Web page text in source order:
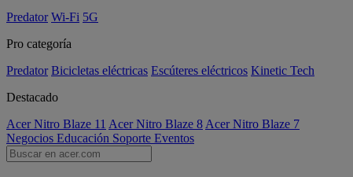
Predator Wi-Fi 5G
Pro categoría
Predator Bicicletas eléctricas Escúteres eléctricos Kinetic Tech
Destacado
Acer Nitro Blaze 11 Acer Nitro Blaze 8 Acer Nitro Blaze 7
Negocios Educación Soporte Eventos